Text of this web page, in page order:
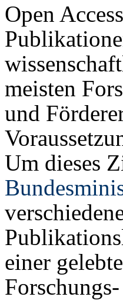
Open
meisten
und
Um dieses
einer